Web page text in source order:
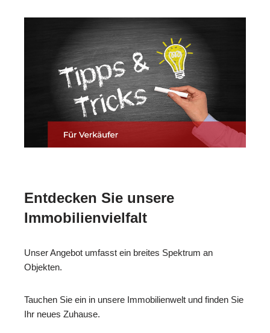
Entdecken Sie unsere
Immobilienvielfalt
Unser Angebot umfasst ein breites Spektrum an
Objekten.
Tauchen Sie ein in unsere Immobilienwelt und finden Sie
Ihr neues Zuhause.